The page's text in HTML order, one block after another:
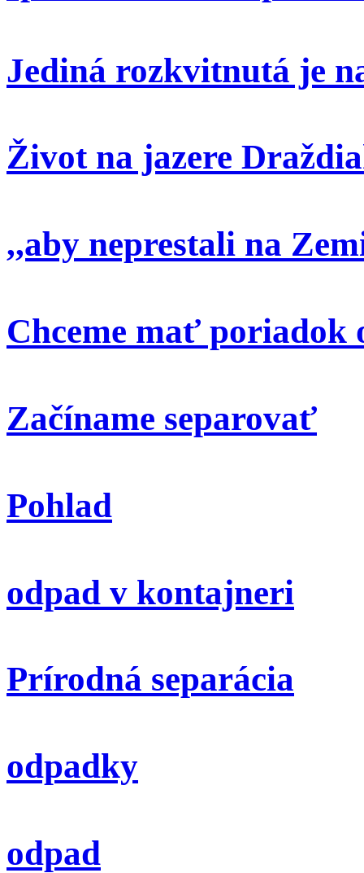
Jediná rozkvitnutá je
Život na jazere
,,aby neprestali na
Chceme mať poriadok
Začíname separovať
Pohlad
odpad v kontajneri
Prírodná separácia
odpadky
odpad